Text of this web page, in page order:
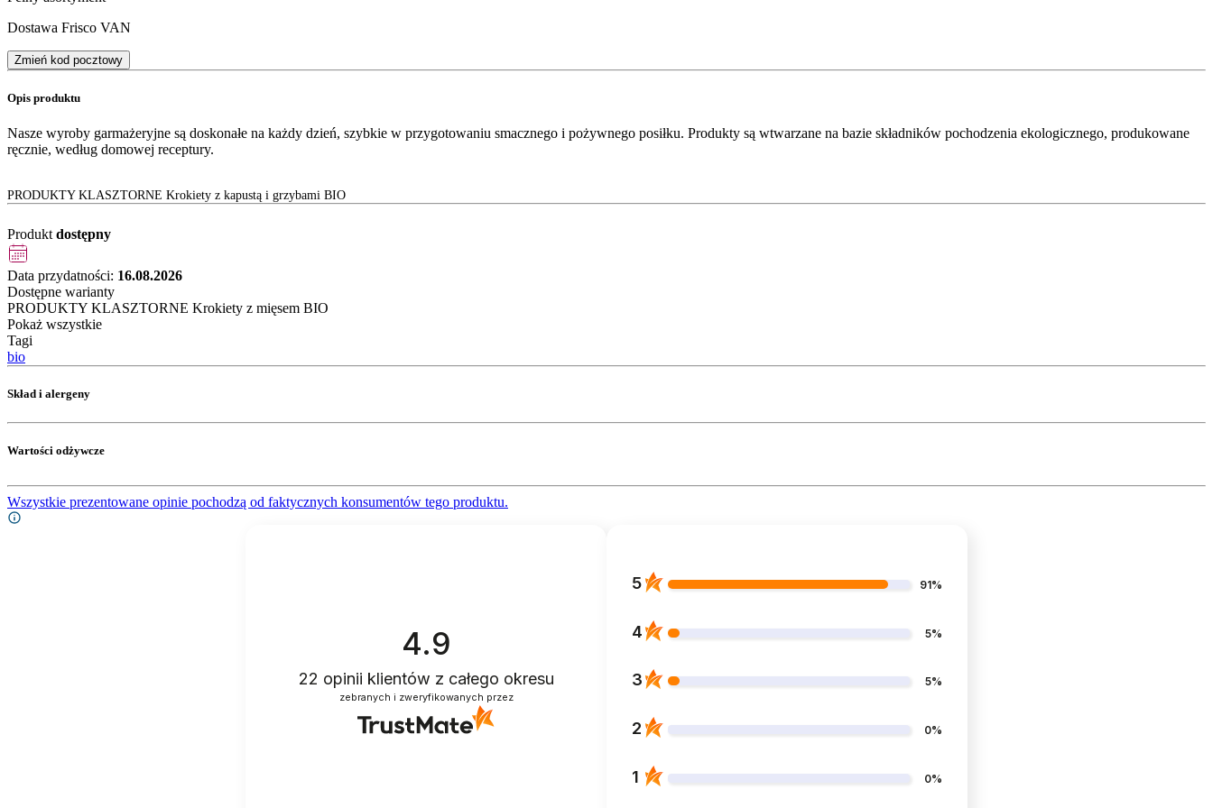
Dostawa Frisco VAN
Zmień kod pocztowy
Opis produktu
Nasze wyroby garmażeryjne są doskonałe na każdy dzień, szybkie w przygotowaniu smacznego i pożywnego posiłku. Produkty są wtwarzane na bazie składników pochodzenia ekologicznego, produkowane
ręcznie, według domowej receptury.
PRODUKTY KLASZTORNE Krokiety z kapustą i grzybami BIO
Produkt dostępny
Data przydatności: 16.08.2026
Dostępne warianty
PRODUKTY KLASZTORNE Krokiety z mięsem BIO
Pokaż wszystkie
Tagi
bio
Skład i alergeny
Wartości odżywcze
Wszystkie prezentowane opinie pochodzą od faktycznych konsumentów tego produktu.
4.9
22 opinii klientów z całego okresu
zebranych i zweryfikowanych przez
5 91%
4 5%
3 5%
2 0%
1 0%